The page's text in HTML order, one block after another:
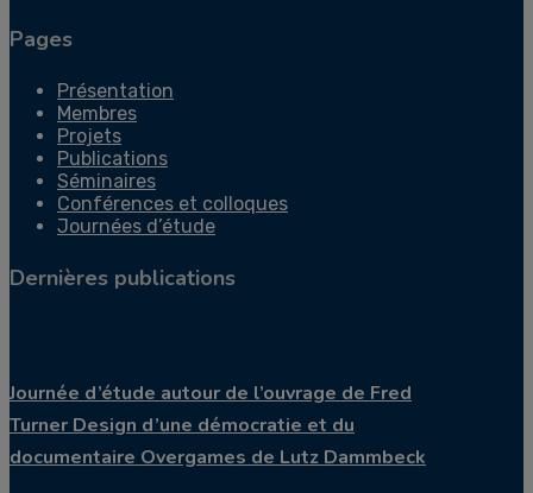
Pages
Présentation
Membres
Projets
Publications
Séminaires
Conférences et colloques
Journées d’étude
Dernières publications
Journée d’étude autour de l’ouvrage de Fred
Turner Design d’une démocratie et du
documentaire Overgames de Lutz Dammbeck